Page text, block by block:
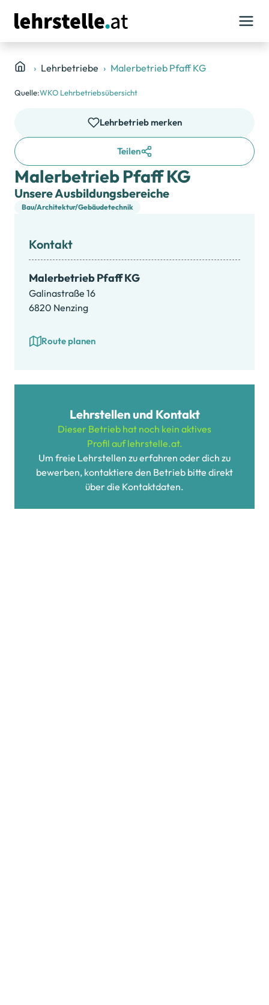
Lehrbetriebe Malerbetrieb Pfaff KG
Quelle:WKO Lehrbetriebsübersicht
Lehrbetrieb merken
Teilen
Malerbetrieb Pfaff KG
Unsere Ausbildungsbereiche
Bau/Architektur/Gebäudetechnik
Kontakt
Malerbetrieb Pfaff KG
Galinastraße 16
6820 Nenzing
Route planen
Lehrstellen und Kontakt
Dieser Betrieb hat noch kein aktives
Profil auf lehrstelle.at.
Um freie Lehrstellen zu erfahren oder dich zu
bewerben, kontaktiere den Betrieb bitte direkt
über die Kontaktdaten.